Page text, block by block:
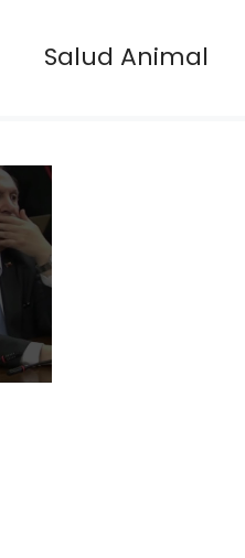
Salud Animal